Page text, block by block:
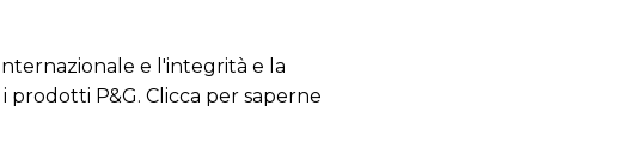
e l'integrità e la
P&G. Clicca per saperne